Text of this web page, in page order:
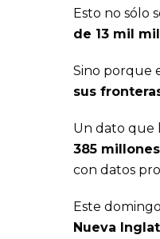
Esto no sólo
de 13 mil
Sino porque
sus
Un dato que
385
con datos
Este
Nueva